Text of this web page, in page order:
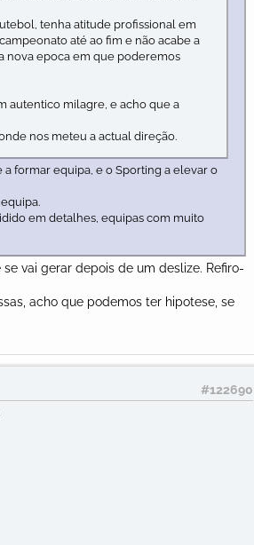
tenha atitude profissional em
até ao fim e não acabe a
nova epoca em que poderemos
autentico milagre, e acho que a
nos meteu a actual direção.
formar equipa, e o Sporting a elevar o
em detalhes, equipas com muito
vai gerar depois de um deslize. Refiro-
acho que podemos ter hipotese, se
#122690